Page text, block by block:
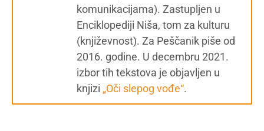
komunikacijama). Zastupljen u
Enciklopediji Niša, tom za kulturu
(književnost). Za Peščanik piše od
2016. godine. U decembru 2021.
izbor tih tekstova je objavljen u
knjizi „Oči slepog vođe“.